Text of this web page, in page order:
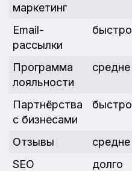
маркетинг
Email-
рассылки
быстро
Программа
лояльности
средне
Партнёрства
с бизнесами
быстро
Отзывы средне
SEO
долго